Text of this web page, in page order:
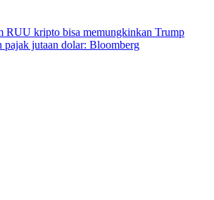
RUU kripto bisa memungkinkan Trump
pajak jutaan dolar: Bloomberg